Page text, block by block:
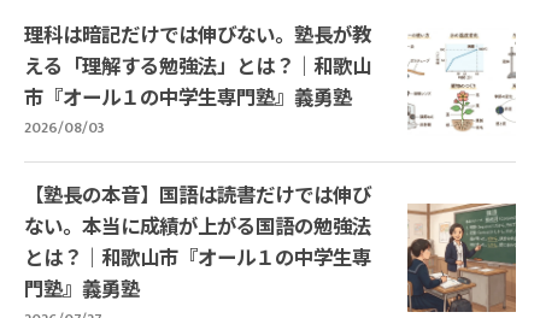
理科は暗記だけでは伸びない。塾長が教
える「理解する勉強法」とは？｜和歌山
市『オール１の中学生専門塾』義勇塾
2026/08/03
【塾長の本音】国語は読書だけでは伸び
ない。本当に成績が上がる国語の勉強法
とは？｜和歌山市『オール１の中学生専
門塾』義勇塾